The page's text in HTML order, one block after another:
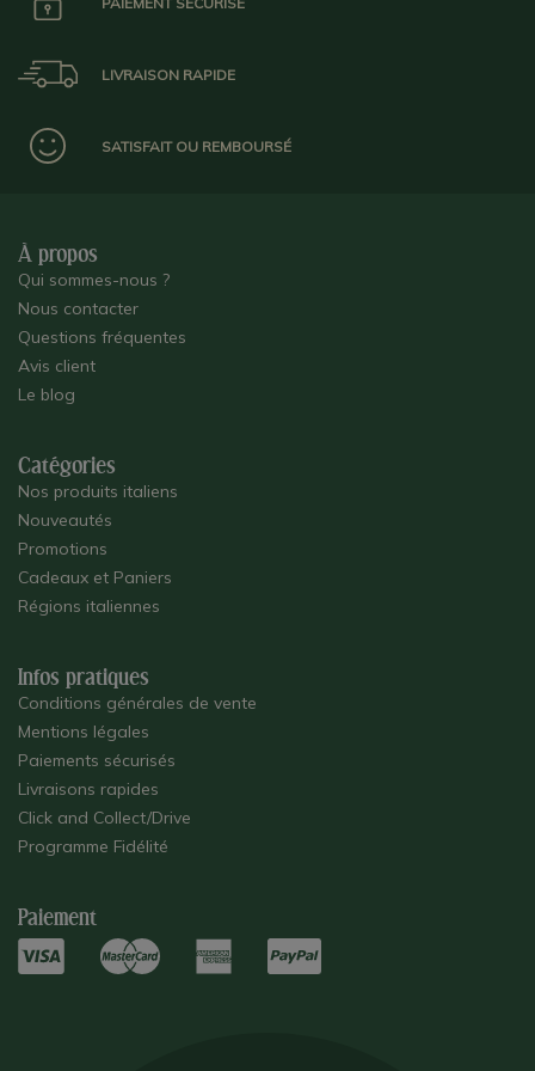
LIVRAISON RAPIDE
SATISFAIT OU REMBOURSÉ
À propos
Qui sommes-nous ?
Nous contacter
Questions fréquentes
Avis client
Le blog
Catégories
Nos produits italiens
Nouveautés
Promotions
Cadeaux et Paniers
Régions italiennes
Infos pratiques
Conditions générales de vente
Mentions légales
Paiements sécurisés
Livraisons rapides
Click and Collect/Drive
Programme Fidélité
Paiement